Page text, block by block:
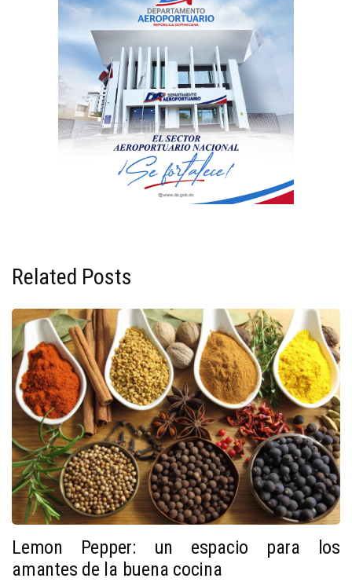
Related Posts
Lemon Pepper: un espacio para los
amantes de la buena cocina